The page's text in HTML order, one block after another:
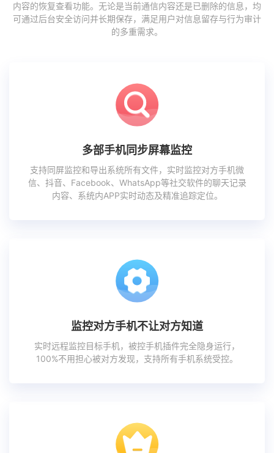
内容的恢复查看功能。无论是当前通信内容还是已删除的信息，均
可通过后台安全访问并长期保存，满足用户对信息留存与行为审计
的多重需求。
多部手机同步屏幕监控
支持同屏监控和导出系统所有文件，实时监控对方手机微
信、抖音、Facebook、WhatsApp等社交软件的聊天记录
内容、系统内APP实时动态及精准追踪定位。
监控对方手机不让对方知道
实时远程监控目标手机，被控手机插件完全隐身运行，
100%不用担心被对方发现，支持所有手机系统受控。